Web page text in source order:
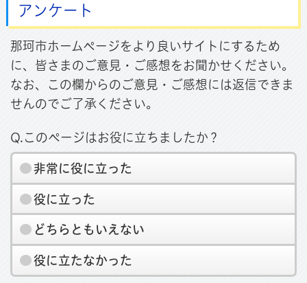
アンケート
那珂市ホームページをより良いサイトにするため
に、皆さまのご意見・ご感想をお聞かせください。
なお、この欄からのご意見・ご感想には返信できま
せんのでご了承ください。
Q.このページはお役に立ちましたか？
非常に役に立った
役に立った
どちらともいえない
役に立たなかった